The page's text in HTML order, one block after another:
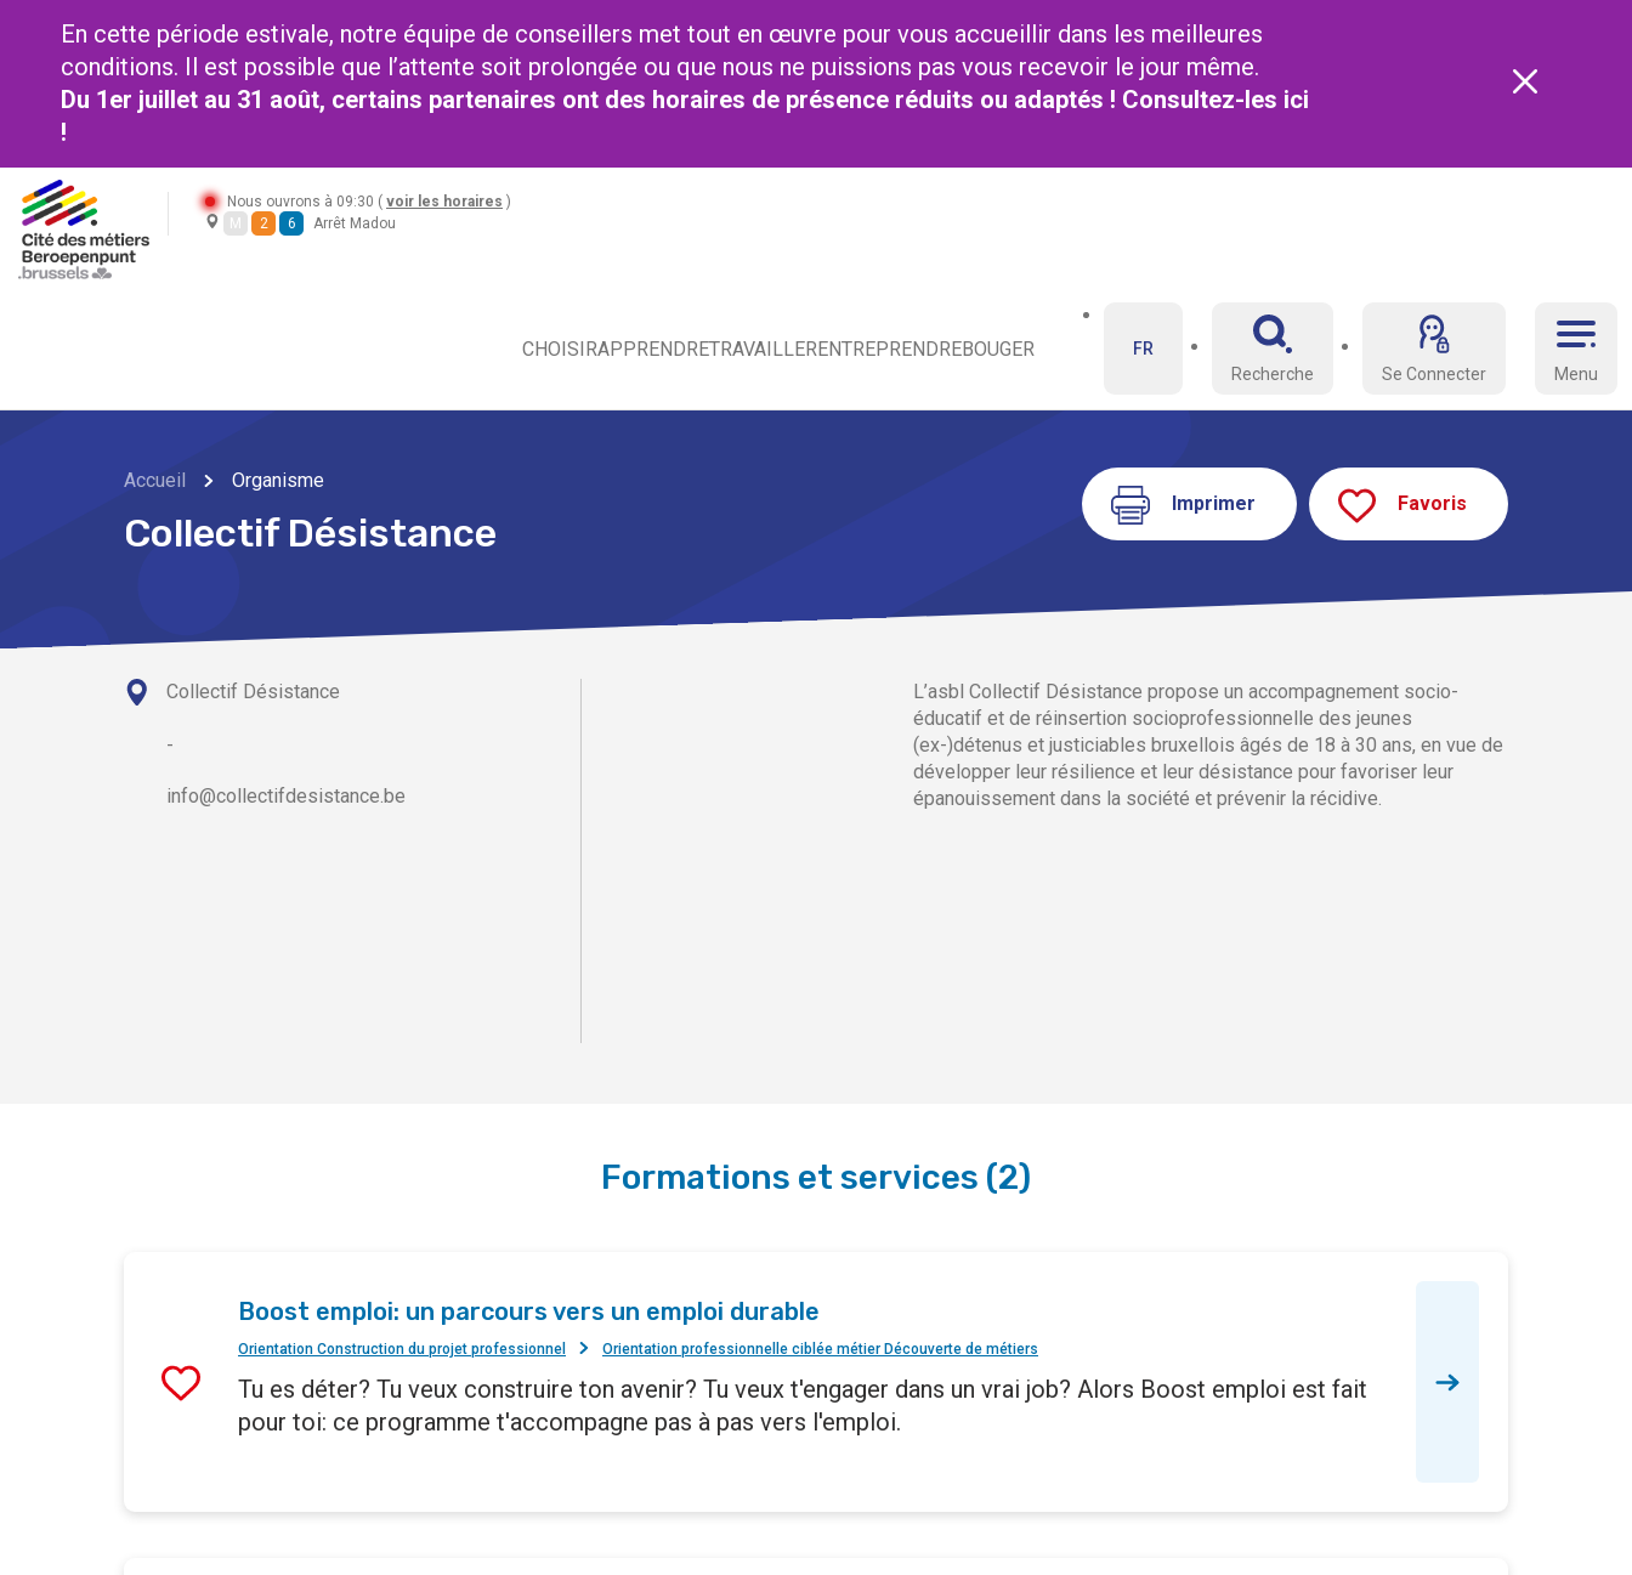
En cette période estivale, notre équipe de conseillers met tout en œuvre pour vous accueillir dans les meilleures
conditions. Il est possible que l’attente soit prolongée ou que nous ne puissions pas vous recevoir le jour même.
Du 1er juillet au 31 août, certains partenaires ont des horaires de présence réduits ou adaptés ! Consultez-les ici
!
Nous ouvrons à 09:30 ( voir les horaires )
M
2 6 Arrêt Madou
CHOISIRAPPRENDRETRAVAILLERENTREPRENDREBOUGER
Menu
FR
Recherche
Se Connecter
Accueil Organisme
Collectif Désistance
Imprimer Favoris
Collectif Désistance
-
info@collectifdesistance.be
L’asbl Collectif Désistance propose un accompagnement socio-
éducatif et de réinsertion socioprofessionnelle des jeunes
(ex-)détenus et justiciables bruxellois âgés de 18 à 30 ans, en vue de
développer leur résilience et leur désistance pour favoriser leur
épanouissement dans la société et prévenir la récidive.
Formations et services (2)
Boost emploi: un parcours vers un emploi durable
Orientation Construction du projet professionnel Orientation professionnelle ciblée métier Découverte de métiers
Tu es déter? Tu veux construire ton avenir? Tu veux t'engager dans un vrai job? Alors Boost emploi est fait
pour toi: ce programme t'accompagne pas à pas vers l'emploi.